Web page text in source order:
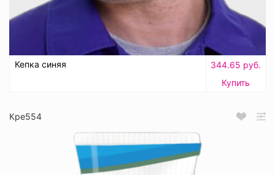
Кепка синяя
344.65 руб.
Купить
Кре554